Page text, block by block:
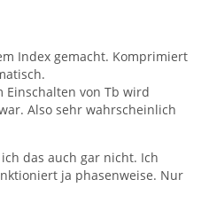
Index gemacht. Komprimiert
Einschalten von Tb wird
Also sehr wahrscheinlich
das auch gar nicht. Ich
ja phasenweise. Nur